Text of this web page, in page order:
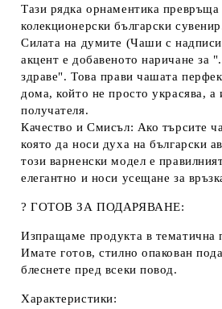
Тази рядка орнаментика превръща
колекционерскибългарски сувенир
Силата на думите (Чаши с
акцент е добавеното наричане за
здраве". Това прави чашата
дома, който не просто украсява, а
получателя.
Качество и Смисъл: Ако търсите
която да носи духа набългарски
този варненски модел е
елегантно и носи усещане за
? ГОТОВ ЗА ПОДАРЯВАНЕ:
Изпращаме продукта в тематична
Имате готов, стилно опакован
блеснете пред всеки повод.
Характеристики: